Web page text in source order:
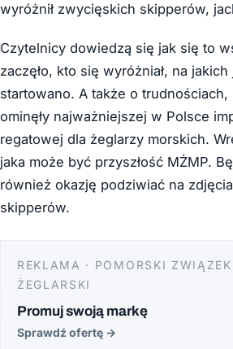
wyróżnił zwycięskich skipperów,
Czytelnicy dowiedzą się jak się to
zaczęło, kto się wyróżniał, na
startowano. A także o trudnościach,
ominęły najważniejszej w Polsce
regatowej dla żeglarzy morskich.
jaka może być przyszłość MŻMP.
również okazję podziwiać na
skipperów.
REKLAMA · POMORSKI ZWIĄZEK
ŻEGLARSKI
Promuj swoją markę
Sprawdź ofertę →